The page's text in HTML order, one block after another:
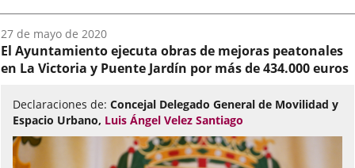
Fecha
del
audio:
27 de mayo de 2020
El Ayuntamiento ejecuta obras de mejoras peatonales
en La Victoria y Puente Jardín por más de 434.000 euros
Declaraciones de: Concejal Delegado General de Movilidad y
Espacio Urbano, Luis Ángel Velez Santiago